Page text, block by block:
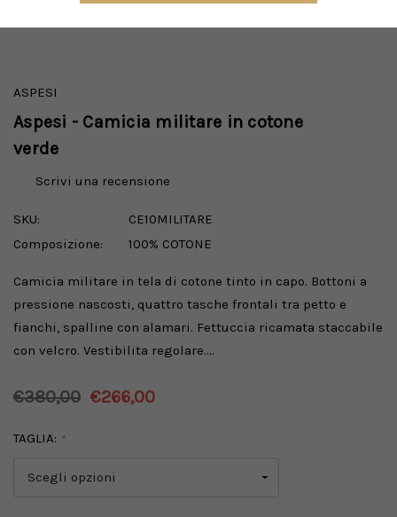
ASPESI
Aspesi - Camicia militare in cotone
verde
Scrivi una recensione
SKU:
CE10MILITARE
Composizione:
100% COTONE
Camicia militare in tela di cotone tinto in capo. Bottoni a
pressione nascosti, quattro tasche frontali tra petto e
fianchi, spalline con alamari. Fettuccia ricamata staccabile
con velcro. Vestibilita regolare.…
€380,00 €266,00
TAGLIA: *